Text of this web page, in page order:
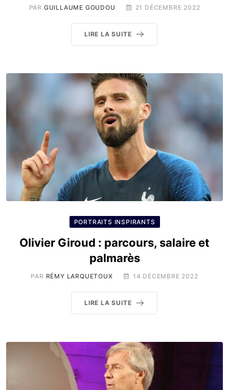
PAR GUILLAUME GOUDOU 21 DÉCEMBRE 2022
LIRE LA SUITE
PORTRAITS INSPIRANTS
Olivier Giroud : parcours, salaire et
palmarès
PAR RÉMY LARQUETOUX 14 DÉCEMBRE 2022
LIRE LA SUITE